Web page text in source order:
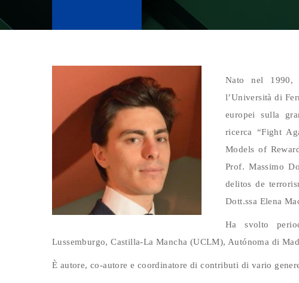
Nato nel 1990,
l’Università di
europei sulla
ricerca “Fight
Models of
Prof. Massimo
delitos de
Dott.ssa Elena
Ha svolto
Lussemburgo, Castilla-La Mancha (UCLM), Autónoma di
È autore, co-autore e coordinatore di contributi di vario